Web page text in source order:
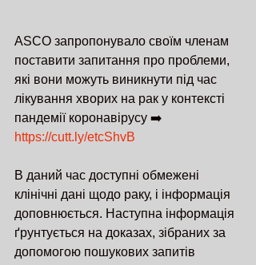
АSCO запропонувало своїм членам
поставити запитання про проблеми,
які вони можуть виникнути під час
лікування хворих на рак у контексті
пандемії коронавірусу ➡️
https://cutt.ly/etcShvB
В даний час доступні обмежені
клінічні дані щодо раку, і інформація
доповнюється. Наступна інформація
ґрунтується на доказах, зібраних за
допомогою пошукових запитів